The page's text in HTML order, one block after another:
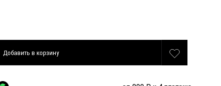
Добавить в корзину